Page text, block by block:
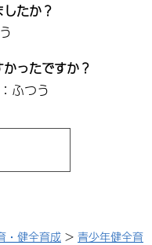
たか？
ったですか？
ふつう
・健全育成 > 青少年健全育